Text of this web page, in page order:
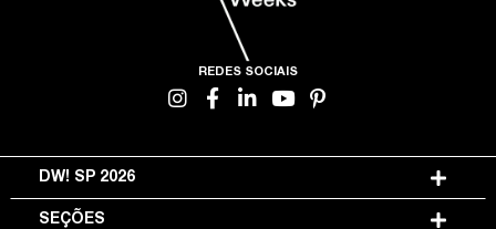
REDES SOCIAIS
DW! SP 2026
SEÇÕES